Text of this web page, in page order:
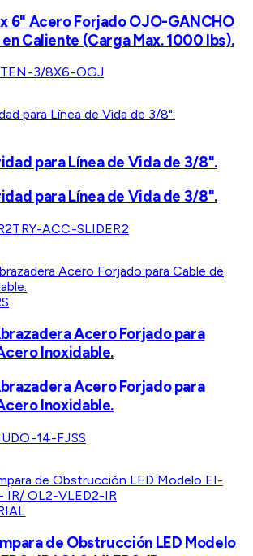
6" Acero Forjado OJO-GANCHO
Caliente (Carga Max. 1000 lbs).
TEN-3/8X6-OGJ
para Línea de Vida de 3/8".
para Línea de Vida de 3/8".
TRY-ACC-SLIDER2
Acero Forjado para
Inoxidable.
Acero Forjado para
Inoxidable.
14-FJSS
de Obstrucción LED Modelo